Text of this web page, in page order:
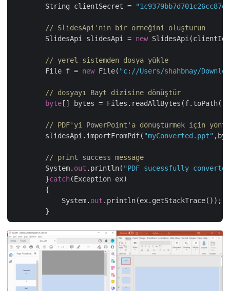
        String clientSecret =
// SlidesApi'nin bir örneğini oluşturun
        SlidesApi slidesApi =
new
// yerel sistemden dosya yükle
        File f =
new File( "c://Users/shahbnay/
// dosyayı Bayt dizisine dönüştür
byte [] bytes =
// PDF'yi PowerPoint'a dönüştürmek için
        slidesApi.importFromPdf(
"myConverted.ppt"
// print success message
        System.
out .println( "PDF sucessfully
	}
catch(Exception ex)
	    System.
out .println(ex.getStackTrace());